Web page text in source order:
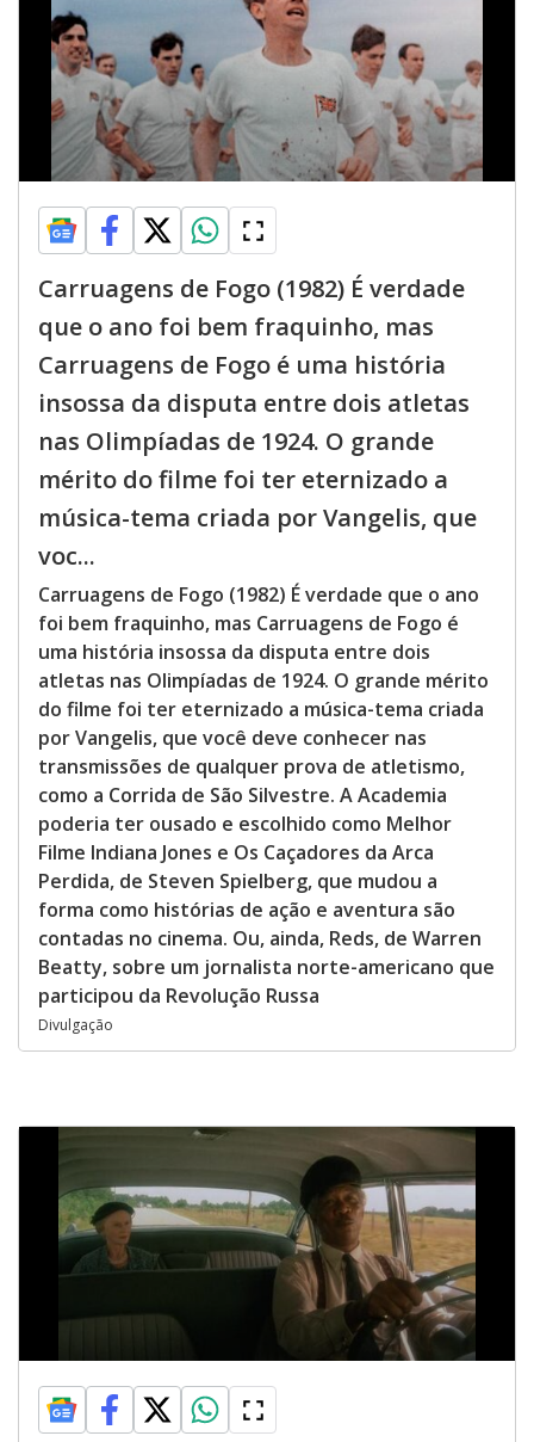
Carruagens de Fogo (1982) É verdade
que o ano foi bem fraquinho, mas
Carruagens de Fogo é uma história
insossa da disputa entre dois atletas
nas Olimpíadas de 1924. O grande
mérito do filme foi ter eternizado a
música-tema criada por Vangelis, que
voc...
Carruagens de Fogo (1982) É verdade que o ano
foi bem fraquinho, mas Carruagens de Fogo é
uma história insossa da disputa entre dois
atletas nas Olimpíadas de 1924. O grande mérito
do filme foi ter eternizado a música-tema criada
por Vangelis, que você deve conhecer nas
transmissões de qualquer prova de atletismo,
como a Corrida de São Silvestre. A Academia
poderia ter ousado e escolhido como Melhor
Filme Indiana Jones e Os Caçadores da Arca
Perdida, de Steven Spielberg, que mudou a
forma como histórias de ação e aventura são
contadas no cinema. Ou, ainda, Reds, de Warren
Beatty, sobre um jornalista norte-americano que
participou da Revolução Russa
Divulgação